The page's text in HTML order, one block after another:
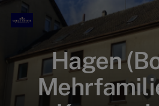
content
Hagen